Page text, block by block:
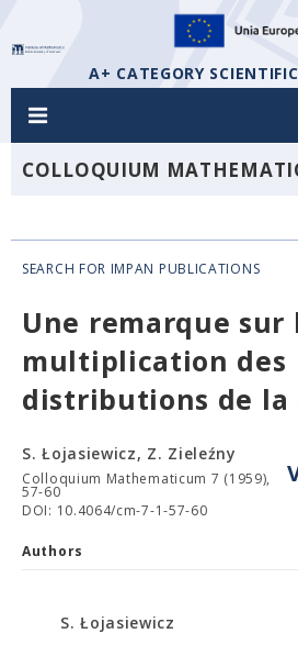
A+ CATEGORY
COLLOQUIUM
SEARCH FOR IMPAN PUBLICATIONS
Une remarque sur
multiplication des
distributions de la
S. Łojasiewicz, Z. Zieleźny
Colloquium Mathematicum 7 (1959),
57-60
DOI: 10.4064/cm-7-1-57-60
Authors
S. Łojasiewicz